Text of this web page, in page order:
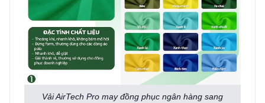
Vải AirTech Pro may đồng phục ngân hàng sang